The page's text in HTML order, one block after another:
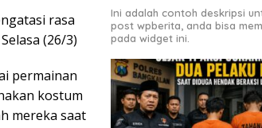
rasa
(26/3)
permainan
kostum
mereka saat
Ini adalah contoh deskripsi
post wpberita, anda bisa
pada widget ini.